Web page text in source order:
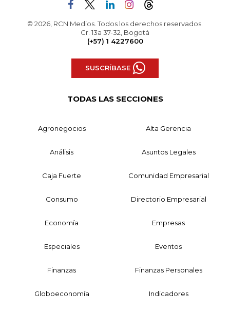
© 2026, RCN Medios. Todos los derechos reservados.
Cr. 13a 37-32, Bogotá
(+57) 1 4227600
SUSCRÍBASE
TODAS LAS SECCIONES
Agronegocios Alta Gerencia
Análisis Asuntos Legales
Caja Fuerte Comunidad Empresarial
Consumo Directorio Empresarial
Economía Empresas
Especiales Eventos
Finanzas Finanzas Personales
Globoeconomía Indicadores